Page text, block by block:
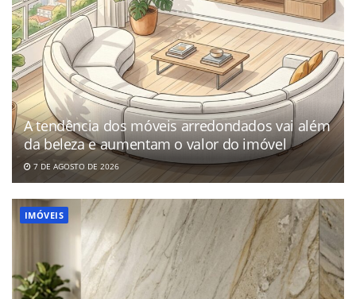
A tendência dos móveis arredondados vai além
da beleza e aumentam o valor do imóvel
7 DE AGOSTO DE 2026
IMÓVEIS